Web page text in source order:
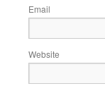
Email
Website